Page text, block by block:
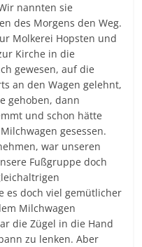
nannten sie
des Morgens den Weg.
Molkerei Hopsten und
Kirche in die
gewesen, auf die
an den Wagen gelehnt,
gehoben, dann
und schon hätte
gesessen.
war unseren
Fußgruppe doch
es doch viel gemütlicher
Milchwagen
die Zügel in die Hand
zu lenken. Aber